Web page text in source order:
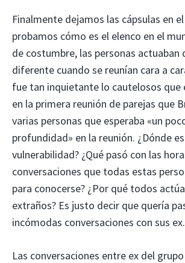
Finalmente dejamos las cápsulas en
probamos cómo es el elenco en el
de costumbre, las personas actuaban
diferente cuando se reunían cara a
fue tan inquietante lo cautelosos que
en la primera reunión de parejas que
varias personas que esperaba «un
profundidad» en la reunión. ¿Dónde
vulnerabilidad? ¿Qué pasó con las
conversaciones que todas estas
para conocerse? ¿Por qué todos
extraños? Es justo decir que quería
incómodas conversaciones con sus ex.
Las conversaciones entre ex del